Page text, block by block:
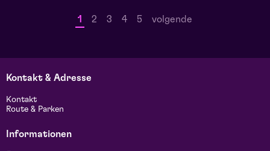
1 2 3 4 5 volgende
Kontakt & Adresse
Kontakt
Route & Parken
Informationen